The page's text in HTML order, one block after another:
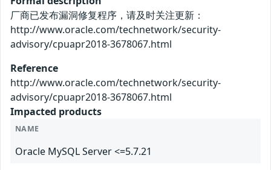
厂商已发布漏洞修复程序，请及时关注更新：
http://www.oracle.com/technetwork/security-
advisory/cpuapr2018-3678067.html
Reference
http://www.oracle.com/technetwork/security-
advisory/cpuapr2018-3678067.html
Impacted products
NAME
Oracle MySQL Server <=5.7.21